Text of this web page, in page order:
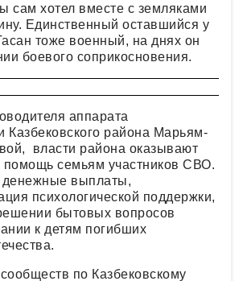
сам хотел вместе с земляками
Единственный оставшийся у
тоже военный, на днях он
боевого соприкосновения.
аппарата
Казбековского района Марьям-
власти района оказывают
помощь семьям участников СВО.
денежные выплаты,
психологической поддержки,
бытовых вопросов
к детям погибших
по Казбековскому